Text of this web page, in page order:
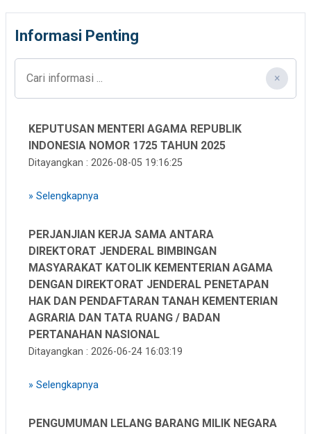
Informasi Penting
×
KEPUTUSAN MENTERI AGAMA REPUBLIK
INDONESIA NOMOR 1725 TAHUN 2025
Ditayangkan : 2026-08-05 19:16:25
» Selengkapnya
PERJANJIAN KERJA SAMA ANTARA
DIREKTORAT JENDERAL BIMBINGAN
MASYARAKAT KATOLIK KEMENTERIAN AGAMA
DENGAN DIREKTORAT JENDERAL PENETAPAN
HAK DAN PENDAFTARAN TANAH KEMENTERIAN
AGRARIA DAN TATA RUANG / BADAN
PERTANAHAN NASIONAL
Ditayangkan : 2026-06-24 16:03:19
» Selengkapnya
PENGUMUMAN LELANG BARANG MILIK NEGARA